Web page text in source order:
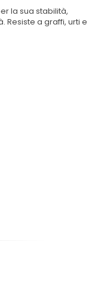
la sua stabilità,
Resiste a graffi, urti e